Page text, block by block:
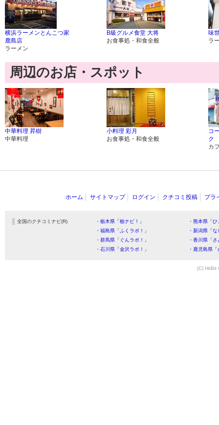
横浜ラーメンとんこつ家
鹿島店
ラーメン
B級グルメ食堂 大将
お食事処・和食全般
味
ラ
周辺のお店・スポット
中華料理 昇樹
中華料理
小料理 彩月
お食事処・和食全般
コ
ク
カ
ホーム サイトマップ ログイン クチコミ投稿 プラ
全国のクチコミナビ(R) ・栃木県「栃ナビ！」
・熊本県「
・福島県「ふくラボ！」
・新潟県「
・群馬県「ぐんラボ！」
・香川県「
・石川県「金沢ラボ！」
・鹿児島県
(C) HitBit